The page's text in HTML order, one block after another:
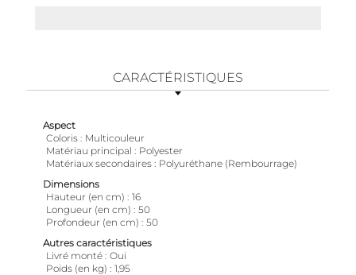
CARACTÉRISTIQUES
Aspect
Coloris
Multicouleur
Matériau principal
Polyester
Matériaux secondaires
Polyuréthane (Rembourrage)
Dimensions
Hauteur (en cm)
16
Longueur (en cm)
50
Profondeur (en cm)
50
Autres caractéristiques
Livré monté Oui
Poids (en kg)
1,95